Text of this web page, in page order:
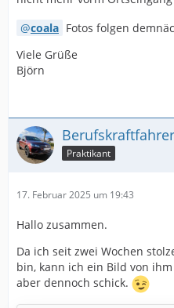
coala Fotos folgen
Viele Grüße
Björn
Berufskraftfahrer
Praktikant
17. Februar 2025 um 19:43
Hallo zusammen.
Da ich seit zwei Wochen
bin, kann ich ein Bild von
aber dennoch schick.